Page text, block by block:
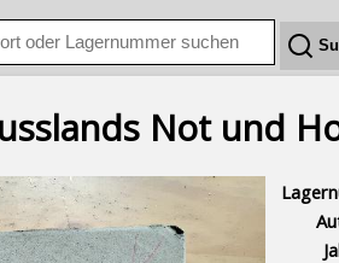
Not und